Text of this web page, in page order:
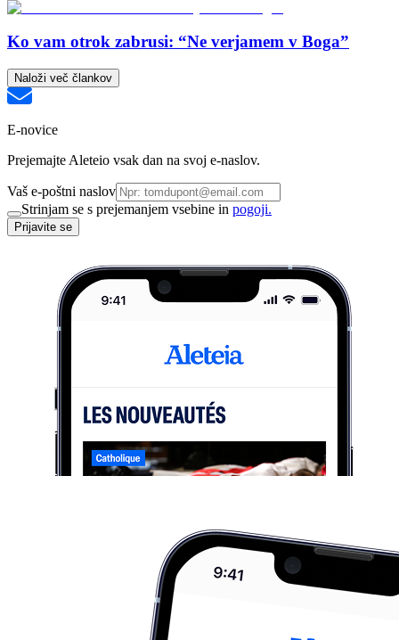
Ko vam otrok zabrusi: “Ne verjamem v Boga”
Naloži več člankov
E-novice
Prejemajte Aleteio vsak dan na svoj e-naslov.
Vaš e-poštni naslov
Strinjam se s prejemanjem vsebine in pogoji.
Prijavite se